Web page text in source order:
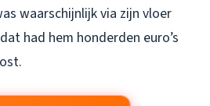
waarschijnlijk via zijn vloer
had hem honderden euro’s